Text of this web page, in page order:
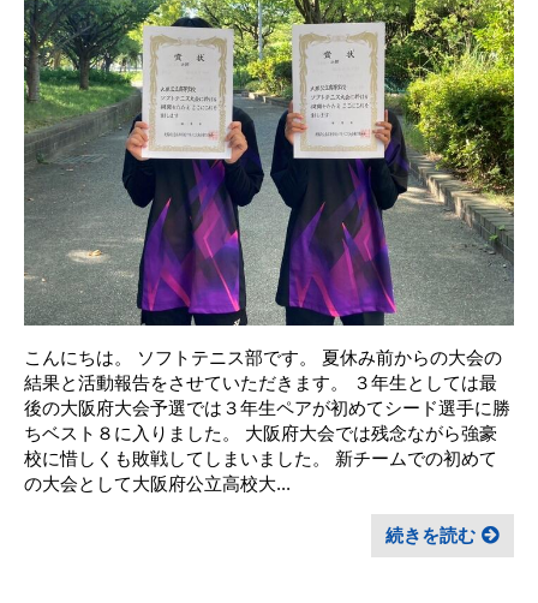
こんにちは。 ソフトテニス部です。 夏休み前からの大会の
結果と活動報告をさせていただきます。 ３年生としては最
後の大阪府大会予選では３年生ペアが初めてシード選手に勝
ちベスト８に入りました。 大阪府大会では残念ながら強豪
校に惜しくも敗戦してしまいました。 新チームでの初めて
の大会として大阪府公立高校大...
続きを読む